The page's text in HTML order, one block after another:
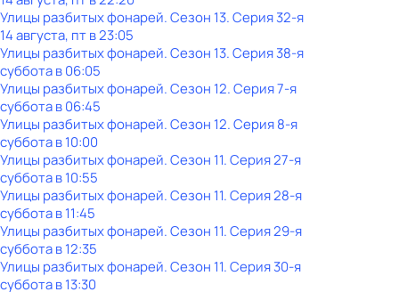
Улицы разбитых фонарей. Сезон 13. Серия 32-я
14 августа, пт в 23:05
Улицы разбитых фонарей. Сезон 13. Серия 38-я
субботав06:05
Улицы разбитых фонарей. Сезон 12. Серия 7-я
субботав06:45
Улицы разбитых фонарей. Сезон 12. Серия 8-я
субботав10:00
Улицы разбитых фонарей. Сезон 11. Серия 27-я
субботав10:55
Улицы разбитых фонарей. Сезон 11. Серия 28-я
субботав11:45
Улицы разбитых фонарей. Сезон 11. Серия 29-я
субботав12:35
Улицы разбитых фонарей. Сезон 11. Серия 30-я
субботав13:30